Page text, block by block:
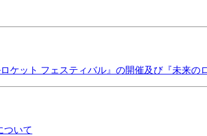
ケット フェスティバル』の開催及び『未来の
ついて